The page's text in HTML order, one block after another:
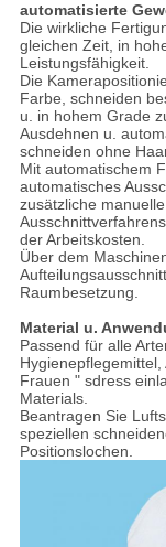
automatisierte
Die wirkliche
gleichen Zeit, in
Leistungsfähigkeit.
Die
Farbe, schneiden
u. in hohem Grade
Ausdehnen u.
schneiden ohne
Mit automatischem
automatisches
zusätzliche
der Arbeitskosten.
Über dem
Raumbesetzung.
Material u.
Passend für alle
Frauen " sdress
Materials.
Beantragen Sie
speziellen
Positionslochen.